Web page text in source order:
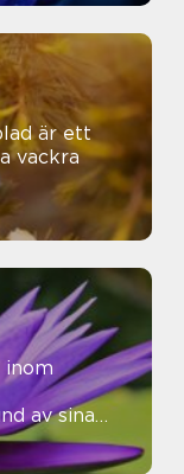
är ett
vackra
inom
av sina